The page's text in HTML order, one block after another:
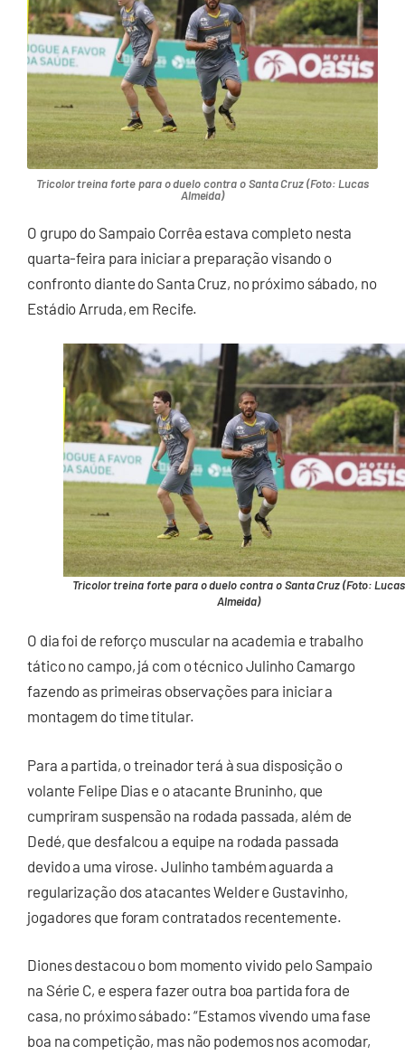
Tricolor treina forte para o duelo contra o Santa Cruz (Foto: Lucas
Almeida)
O grupo do Sampaio Corrêa estava completo nesta
quarta-feira para iniciar a preparação visando o
confronto diante do Santa Cruz, no próximo sábado, no
Estádio Arruda, em Recife.
Tricolor treina forte para o duelo contra o Santa Cruz (Foto: Lucas
Almeida)
O dia foi de reforço muscular na academia e trabalho
tático no campo, já com o técnico Julinho Camargo
fazendo as primeiras observações para iniciar a
montagem do time titular.
Para a partida, o treinador terá à sua disposição o
volante Felipe Dias e o atacante Bruninho, que
cumpriram suspensão na rodada passada, além de
Dedé, que desfalcou a equipe na rodada passada
devido a uma virose. Julinho também aguarda a
regularização dos atacantes Welder e Gustavinho,
jogadores que foram contratados recentemente.
Diones destacou o bom momento vivido pelo Sampaio
na Série C, e espera fazer outra boa partida fora de
casa, no próximo sábado: “Estamos vivendo uma fase
boa na competição, mas não podemos nos acomodar,